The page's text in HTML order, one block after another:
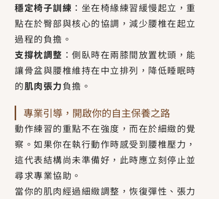
穩定椅子訓練 ：坐在椅緣練習緩慢起立，重
點在於臀部與核心的協調，減少腰椎在起立
過程的負擔。
支撐枕調整 ：側臥時在兩膝間放置枕頭，能
讓骨盆與腰椎維持在中立排列，降低睡眠時
的肌肉張力負擔。
專業引導，開啟你的自主保養之路
動作練習的重點不在強度，而在於細緻的覺
察。如果你在執行動作時感受到腰椎壓力，
這代表結構尚未準備好，此時應立刻停止並
尋求專業協助。
當你的肌肉經過細緻調整，恢復彈性、張力